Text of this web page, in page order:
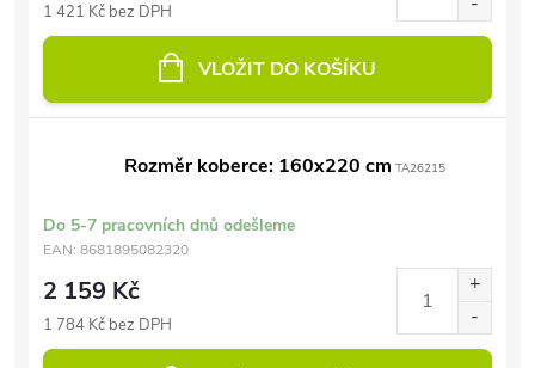
1 421 Kč bez DPH
VLOŽIT DO KOŠÍKU
Rozměr koberce: 160x220 cm TA26215
Do 5-7 pracovních dnů odešleme
EAN: 8681895082320
2 159 Kč
1 784 Kč bez DPH